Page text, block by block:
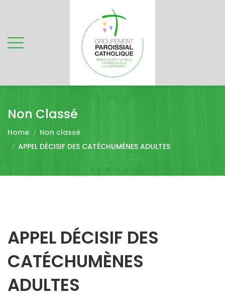
Non Classé
Home
Non classé
APPEL DÉCISIF DES CATÉCHUMÈNES ADULTES
APPEL DÉCISIF DES
CATÉCHUMÈNES
ADULTES